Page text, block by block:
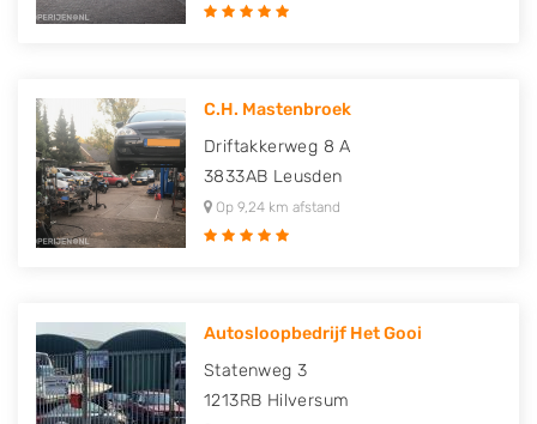
C.H. Mastenbroek
Driftakkerweg 8 A
3833AB Leusden
Op 9,24 km afstand
Autosloopbedrijf Het Gooi
Statenweg 3
1213RB Hilversum